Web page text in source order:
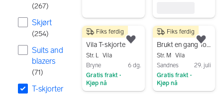
(267)
Skjørt
(254)
Suits and
blazers
(71)
T-skjorter
25 kr
Vila T-skjorte
Str. L Vila
Bryne
6 dg.
Gratis frakt •
Kjøp nå
Fiks ferdig
Legg til som favoritt.
60 kr
Brukt en gang Topp fra Vila str M 100% Viscose
Str. M
Vila
Sandnes
29. juli
Gratis frakt •
Kjøp nå
Fiks ferdig